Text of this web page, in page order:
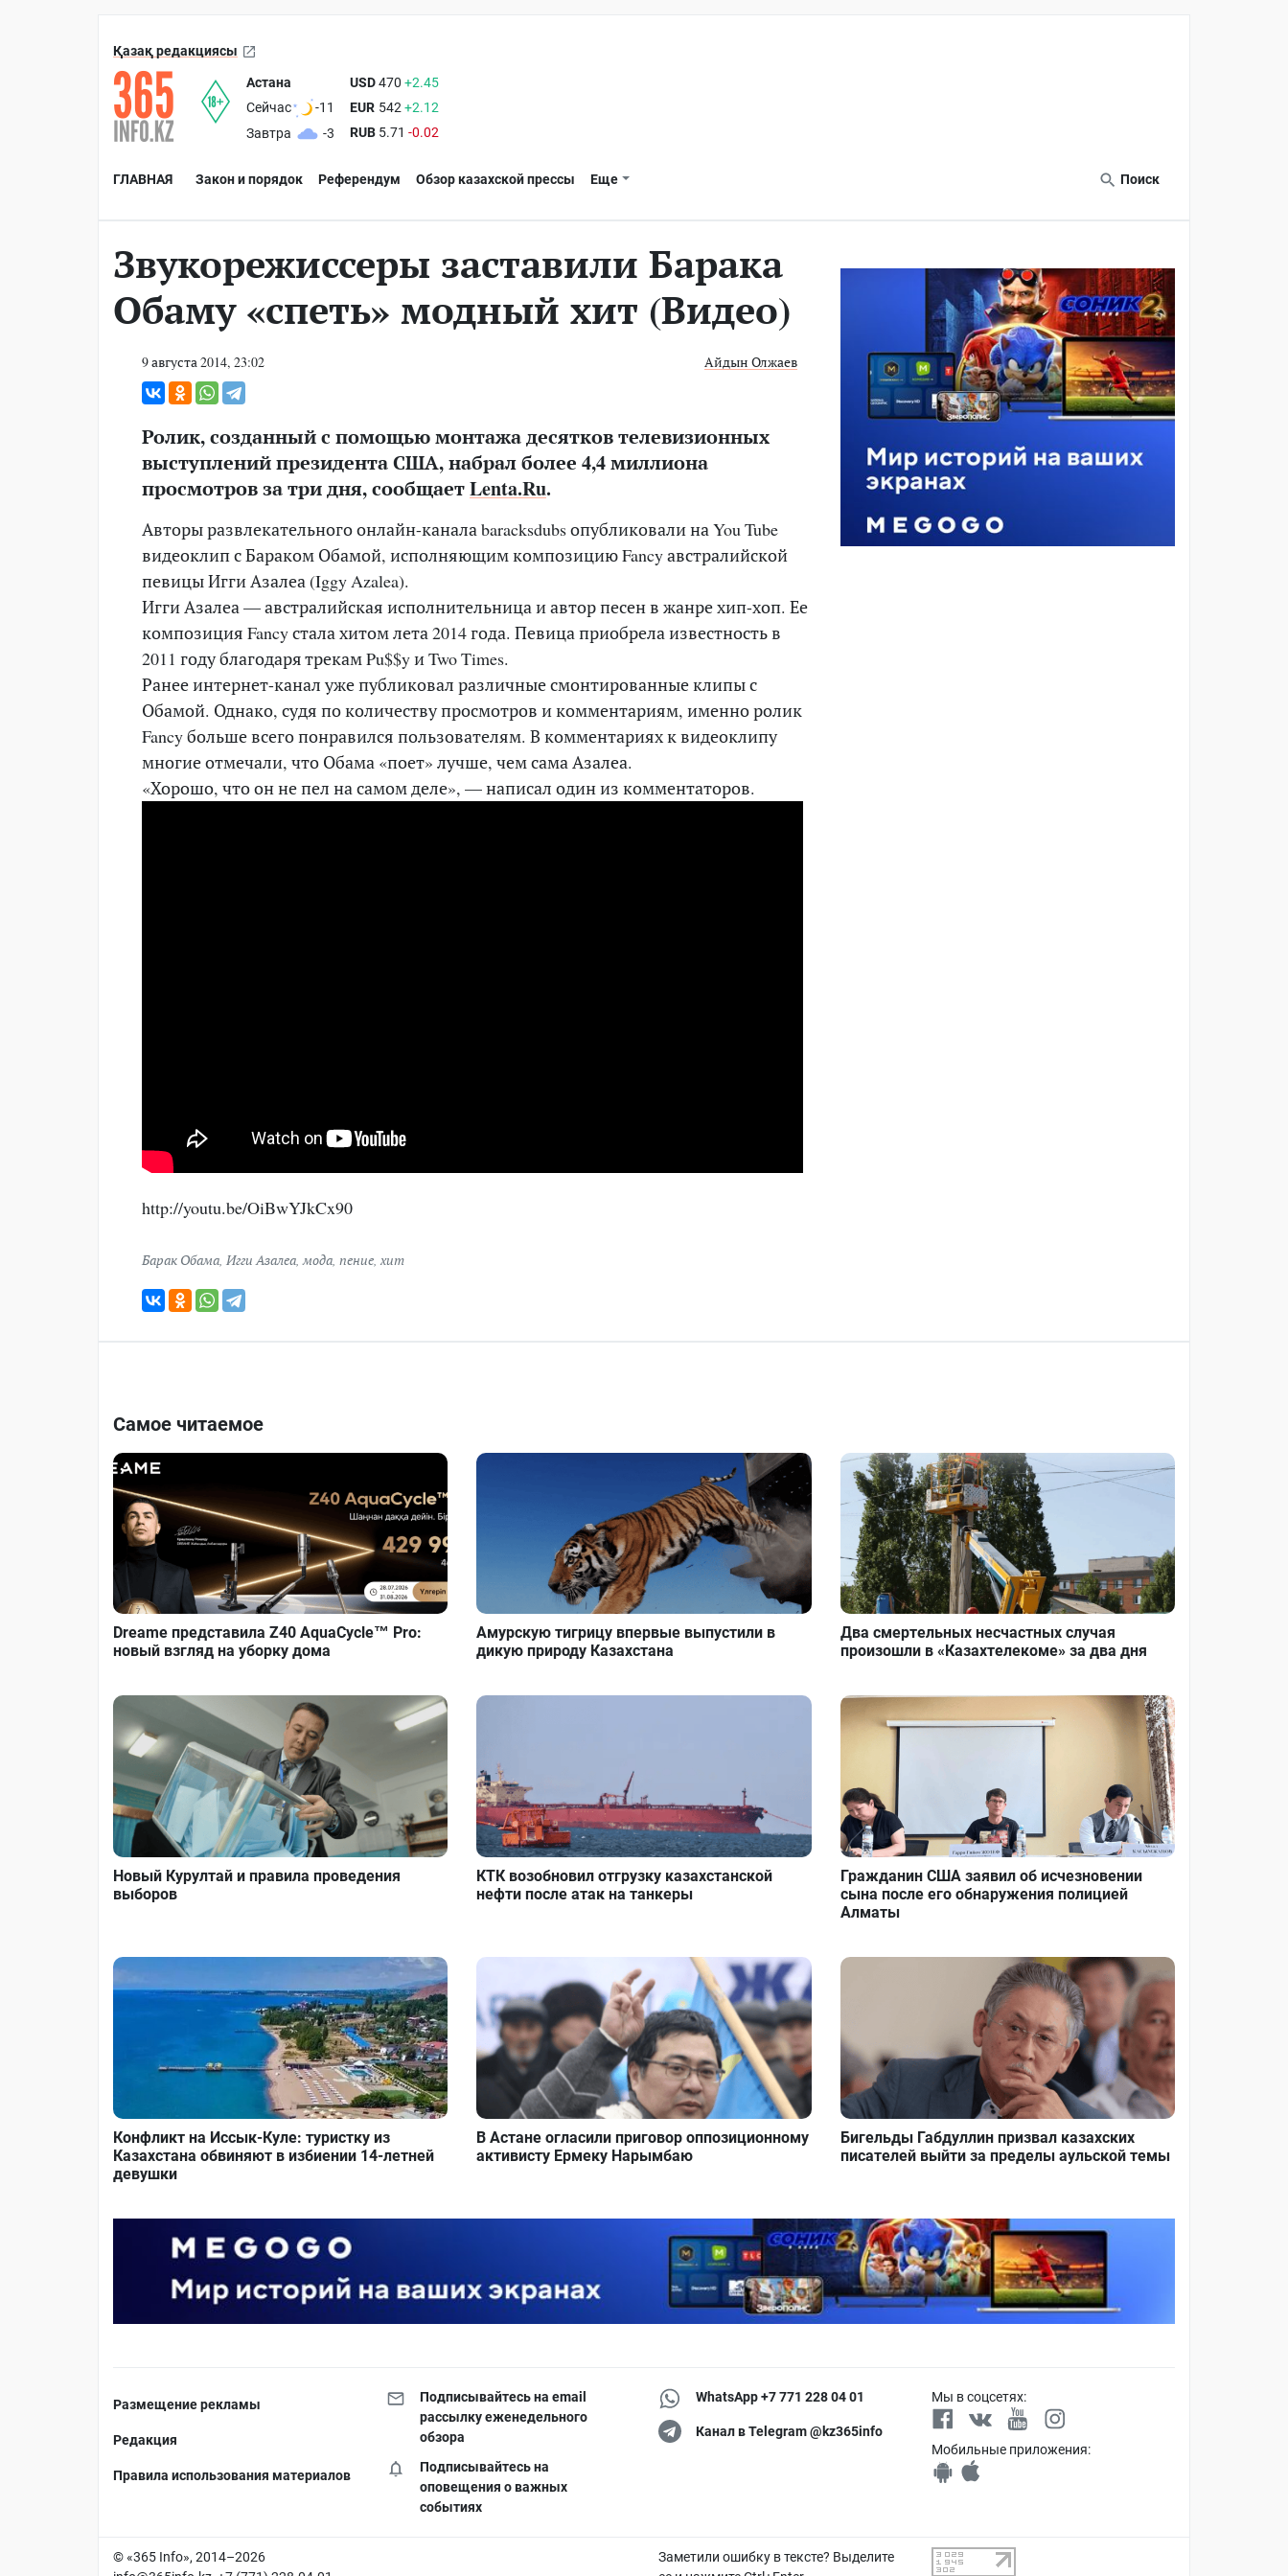
Қазақ редакциясы
Астана
Сейчас
-11
Завтра
-3
USD470 +2.45
EUR 542 +2.12
RUB 5.71 -0.02
ГЛАВНАЯ Закон и порядок Референдум Обзор казахской прессы Еще Поиск
Звукорежиссеры заставили Барака
Обаму «спеть» модный хит (Видео)
9 августа 2014, 23:02 Айдын Олжаев
Ролик, созданный с помощью монтажа десятков телевизионных
выступлений президента США, набрал более 4,4 миллиона
просмотров за три дня, сообщаетLenta.Ru.
Авторы развлекательного онлайн-канала baracksdubs опубликовали на You Tube
видеоклип с Бараком Обамой, исполняющим композицию Fancy австралийской
певицы Игги Азалеа (Iggy Azalea).
Игги Азалеа — австралийская исполнительница и автор песен в жанре хип-хоп. Ее
композиция Fancy стала хитом лета 2014 года. Певица приобрела известность в
2011 году благодаря трекам Pu$$y и Two Times.
Ранее интернет-канал уже публиковал различные смонтированные клипы с
Обамой. Однако, судя по количеству просмотров и комментариям, именно ролик
Fancy больше всего понравился пользователям. В комментариях к видеоклипу
многие отмечали, что Обама «поет» лучше, чем сама Азалеа.
«Хорошо, что он не пел на самом деле», — написал один из комментаторов.
http://youtu.be/OiBwYJkCx90
Барак Обама Игги Азалеа мода пение хит
Самое читаемое
Dreame представила Z40 AquaCycle™ Pro:
новый взгляд на уборку дома
Амурскую тигрицу впервые выпустили в
дикую природу Казахстана
Два смертельных несчастных случая
произошли в «Казахтелекоме» за два дня
Новый Курултай и правила проведения
выборов
КТК возобновил отгрузку казахстанской
нефти после атак на танкеры
Гражданин США заявил об исчезновении
сына после его обнаружения полицией
Алматы
Конфликт на Иссык-Куле: туристку из
Казахстана обвиняют в избиении 14-летней
девушки
В Астане огласили приговор оппозиционному
активисту Ермеку Нарымбаю
Бигельды Габдуллин призвал казахских
писателей выйти за пределы аульской темы
Размещение рекламы
Редакция
Правила использования материалов
Подписывайтесь на email
рассылку еженедельного
обзора
Подписывайтесь на
оповещения о важных
событиях
WhatsApp +7 771 228 04 01
Канал в Telegram @kz365info
Мы в соцсетях:
Мобильные приложения:
© «365 Info», 2014–2026
Заметили ошибку в тексте? Выделите